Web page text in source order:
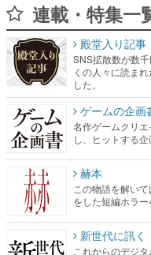
連載・特集一
殿堂入り記事
SNS拡散数が数
くの人々に読ま
した。
ゲームの企画
名作ゲームクリ
し、ヒットする
赫本
この物語を解い
をした短編ホラー
新世代に訊く
これからのデジ